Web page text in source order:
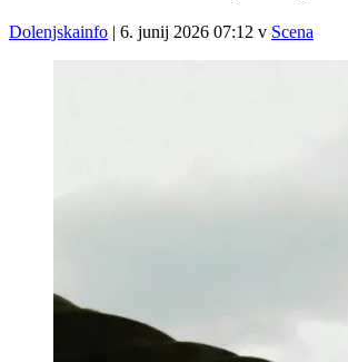
Dolenjskainfo | 6. junij 2026 07:12 v Scena